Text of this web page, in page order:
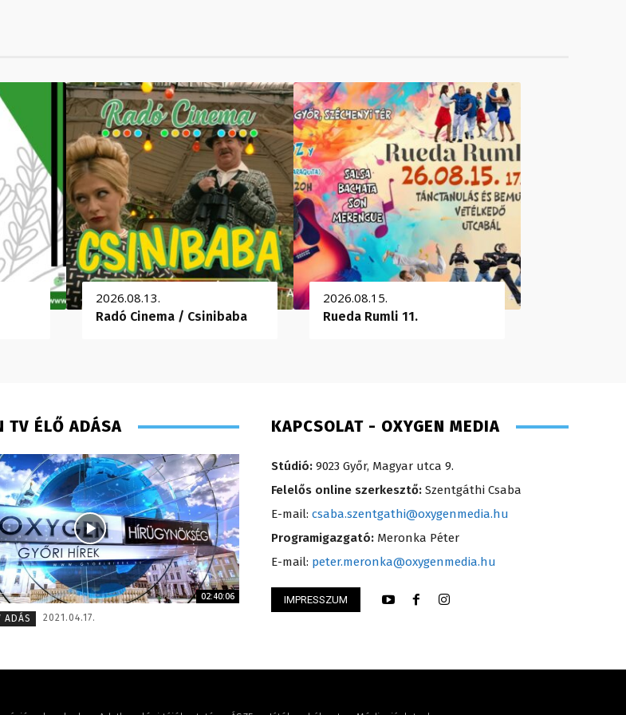
2026.08.13.
Radó Cinema / Csinibaba
2026.08.15.
Rueda Rumli 11.
sales manager – 2017 Pénzes Anikó – 2008
TV ÉLŐ ADÁSA
02:40:06
ADÁS
2021.04.17.
KAPCSOLAT - OXYGEN MEDIA
Stúdió: 9023 Győr, Magyar utca 9.
Felelős online szerkesztő: Szentgáthi Csaba
E-mail: csaba.szentgathi@oxygenmedia.hu
Programigazgató: Meronka Péter
E-mail: peter.meronka@oxygenmedia.hu
IMPRESSZUM